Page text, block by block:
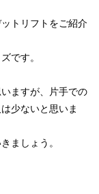
トリフトをご紹介
です。
ますが、片手での
少ないと思いま
ましょう。